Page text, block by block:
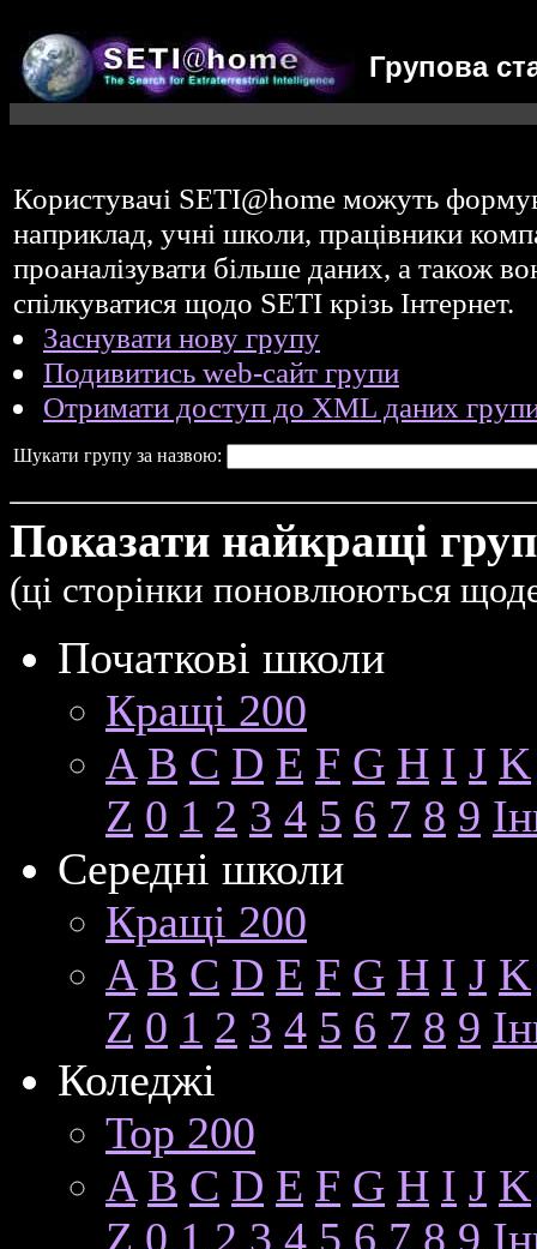
Групова
Користувачі SETI@home можуть
наприклад, учні школи, працівники
проаналізувати більше даних, а також
спілкуватися щодо SETI крізь Інтернет.
Заснувати нову групу
Подивитись web-сайт групи
Отримати доступ до XML даних
Шукати групу за назвою:
Показати найкращі
(ці сторінки поновлюються
Початкові школи
Кращі 200
A B C D E F G H I J K
Z 0 1 2 3 4 5 6 7 8 9
Середні школи
Кращі 200
A B C D E F G H I J K
Z 0 1 2 3 4 5 6 7 8 9
Коледжі
Top 200
A B C D E F G H I J K
Z 0 1 2 3 4 5 6 7 8 9